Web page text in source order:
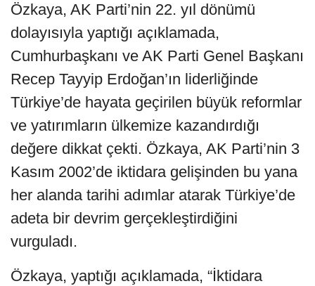
Özkaya, AK Parti’nin 22. yıl dönümü
dolayısıyla yaptığı açıklamada,
Cumhurbaşkanı ve AK Parti Genel Başkanı
Recep Tayyip Erdoğan’ın liderliğinde
Türkiye’de hayata geçirilen büyük reformlar
ve yatırımların ülkemize kazandırdığı
değere dikkat çekti. Özkaya, AK Parti’nin 3
Kasım 2002’de iktidara gelişinden bu yana
her alanda tarihi adımlar atarak Türkiye’de
adeta bir devrim gerçekleştirdiğini
vurguladı.
Özkaya, yaptığı açıklamada, “İktidara